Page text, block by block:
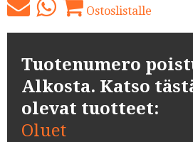
Ostoslistalle
Tuotenumero
Alkosta. Katso
olevat tuotteet:
Oluet